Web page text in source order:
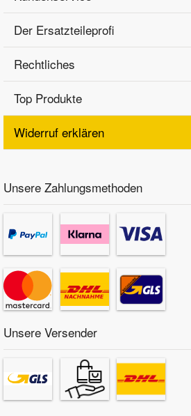
Der Ersatzteileprofi
Rechtliches
Top Produkte
Widerruf erklären
Unsere Zahlungsmethoden
Unsere Versender